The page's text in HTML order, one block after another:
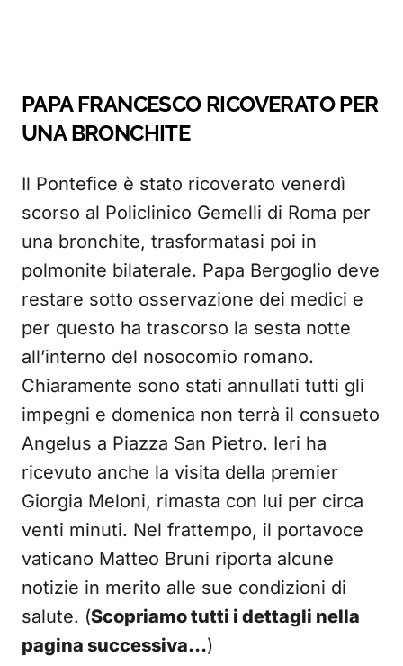
PAPA FRANCESCO RICOVERATO PER
UNA BRONCHITE
Il Pontefice è stato ricoverato venerdì
scorso al Policlinico Gemelli di Roma per
una bronchite, trasformatasi poi in
polmonite bilaterale. Papa Bergoglio deve
restare sotto osservazione dei medici e
per questo ha trascorso la sesta notte
all’interno del nosocomio romano.
Chiaramente sono stati annullati tutti gli
impegni e domenica non terrà il consueto
Angelus a Piazza San Pietro. Ieri ha
ricevuto anche la visita della premier
Giorgia Meloni, rimasta con lui per circa
venti minuti. Nel frattempo, il portavoce
vaticano Matteo Bruni riporta alcune
notizie in merito alle sue condizioni di
salute. (Scopriamo tutti i dettagli nella
pagina successiva…)